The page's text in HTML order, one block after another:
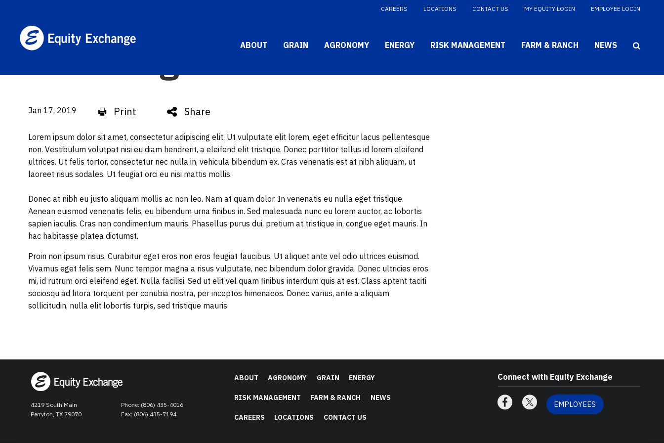
ABOUT GRAIN AGRONOMY ENERGY RISK MANAGEMENT FARM & RANCH NEWS
CAREERS LOCATIONS CONTACT US MY EQUITY LOGIN EMPLOYEE LOGIN
Agronomy
Test Blog Post 1
Jan 17, 2019 Print Share
Lorem ipsum dolor sit amet, consectetur adipiscing elit. Ut vulputate elit lorem, eget efficitur lacus pellentesque
non. Vestibulum volutpat nisi eu diam hendrerit, a eleifend elit tristique. Donec porttitor tellus id lorem eleifend
ultrices. Ut felis tortor, consectetur nec nulla in, vehicula bibendum ex. Cras venenatis est at nibh aliquam, ut
laoreet risus sodales. Ut feugiat orci eu nisi mattis mollis.
Donec at nibh eu justo aliquam mollis ac non leo. Nam at quam dolor. In venenatis eu nulla eget tristique.
Aenean euismod venenatis felis, eu bibendum urna finibus in. Sed malesuada nunc eu lorem auctor, ac lobortis
sapien iaculis. Cras non condimentum mauris. Phasellus purus dui, pretium at tristique in, congue eget mauris. In
hac habitasse platea dictumst.
Proin non ipsum risus. Curabitur eget eros non eros feugiat faucibus. Ut aliquet ante vel odio ultrices euismod.
Vivamus eget felis sem. Nunc tempor magna a risus vulputate, nec bibendum dolor gravida. Donec ultricies eros
mi, id rutrum orci eleifend eget. Nulla facilisi. Sed ut elit vel quam finibus interdum quis at est. Class aptent taciti
sociosqu ad litora torquent per conubia nostra, per inceptos himenaeos. Donec varius, ante a aliquam
sollicitudin, nulla elit lobortis turpis, sed tristique mauris
4219 South Main
Perryton, TX 79070
Phone: (806) 435-4016
Fax: (806) 435-7194
ABOUT AGRONOMY GRAIN ENERGY
RISK MANAGEMENT FARM & RANCH NEWS
CAREERS LOCATIONS CONTACT US
Connect with Equity Exchange
EMPLOYEES